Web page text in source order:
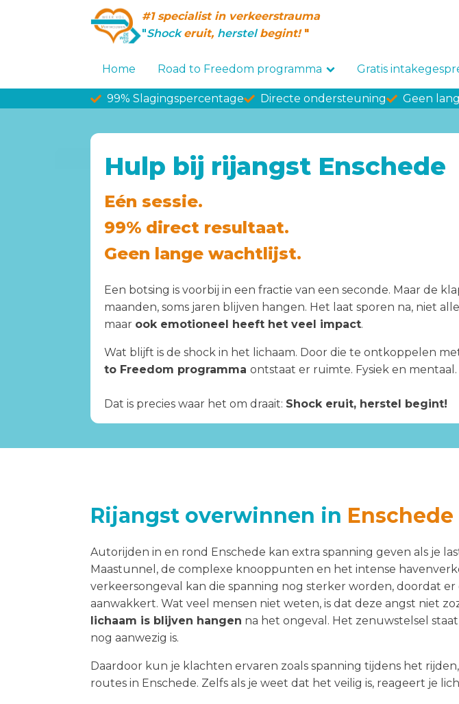
#1 specialist in verkeerstrauma
"Shockeruit, herstelbegint! "
Home Road to Freedom programma Gratis
99% Slagingspercentage Directe ondersteuning Geen
Hulp bij rijangst Enschede
Eén sessie.
99% direct resultaat.
Geen lange wachtlijst.
Een botsing is voorbij in een fractie van een seconde. Maar de
maanden, soms jaren blijven hangen. Het laat sporen na, niet
maar ook emotioneel heeft het veel impact.
Wat blijft is de shock in het lichaam. Door die te ontkoppelen
to Freedom programma ontstaat er ruimte. Fysiek en mentaal.
Dat is precies waar het om draait: Shock eruit, herstel begint!
Rijangst overwinnen in Enschede
Autorijden in en rond Enschede kan extra spanning geven als je
Maastunnel, de complexe knooppunten en het intense
verkeersongeval kan die spanning nog sterker worden, doordat
aanwakkert. Wat veel mensen niet weten, is dat deze angst niet
lichaam is blijven hangen na het ongeval. Het zenuwstelsel
nog aanwezig is.
Daardoor kun je klachten ervaren zoals spanning tijdens het
routes in Enschede. Zelfs als je weet dat het veilig is, reageert je